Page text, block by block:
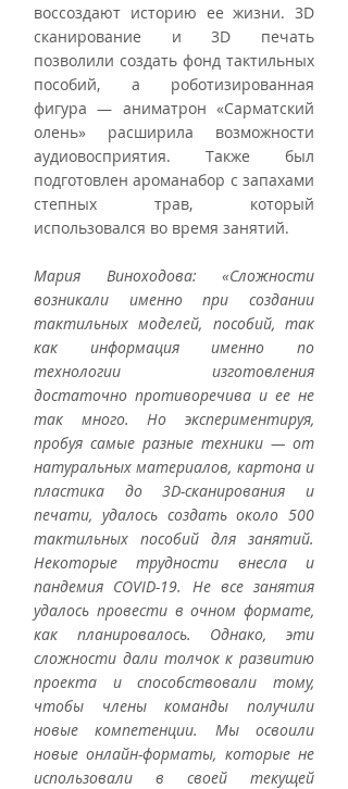
воссоздают историю ее жизни. 3D
сканирование и 3D печать
позволили создать фонд тактильных
пособий, а роботизированная
фигура — аниматрон «Сарматский
олень» расширила возможности
аудиовосприятия. Также был
подготовлен ароманабор с запахами
степных трав, который
использовался во время занятий.
Мария Виноходова: «Сложности
возникали именно при создании
тактильных моделей, пособий, так
как информация именно по
технологии изготовления
достаточно противоречива и ее не
так много. Но экспериментируя,
пробуя самые разные техники — от
натуральных материалов, картона и
пластика до 3D-сканирования и
печати, удалось создать около 500
тактильных пособий для занятий.
Некоторые трудности внесла и
пандемия COVID-19. Не все занятия
удалось провести в очном формате,
как планировалось. Однако, эти
сложности дали толчок к развитию
проекта и способствовали тому,
чтобы члены команды получили
новые компетенции. Мы освоили
новые онлайн-форматы, которые не
использовали в своей текущей